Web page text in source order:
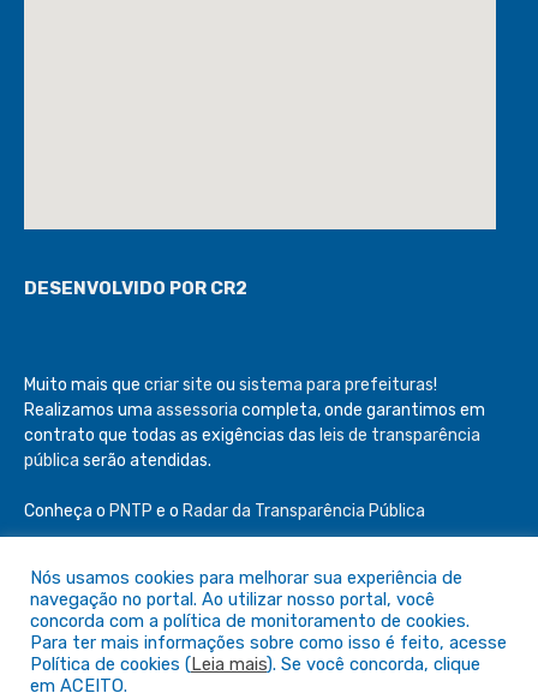
DESENVOLVIDO POR CR2
Muito mais que criar site ou sistema para prefeituras!
Realizamos uma assessoria completa, onde garantimos em
contrato que todas as exigências das leis de transparência
pública serão atendidas.
Conheça o PNTP e o Radar da Transparência Pública
Todos os direitos reservados a Câmara de São Félix do Araguaia
Nós usamos cookies para melhorar sua experiência de
navegação no portal. Ao utilizar nosso portal, você
concorda com a política de monitoramento de cookies.
Para ter mais informações sobre como isso é feito, acesse
Política de cookies (Leia mais). Se você concorda, clique
em ACEITO.